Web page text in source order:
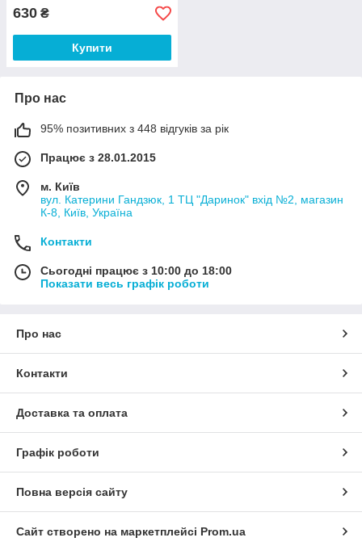
630 ₴
Купити
Про нас
95% позитивних з 448 відгуків за рік
Працює з 28.01.2015
м. Київ
вул. Катерини Гандзюк, 1 ТЦ "Даринок" вхід №2, магазин
К-8, Київ, Україна
Контакти
Сьогодні працює з 10:00 до 18:00
Показати весь графік роботи
Про нас
Контакти
Доставка та оплата
Графік роботи
Повна версія сайту
Сайт створено на маркетплейсі Prom.ua